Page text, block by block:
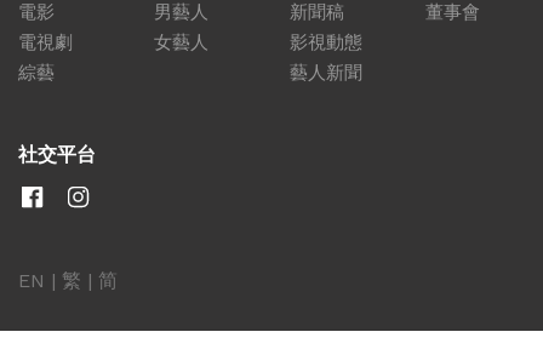
電影
電視劇
綜藝
男藝人
女藝人
新聞稿
影視動態
藝人新聞
董事會
社交平台
EN | 繁 | 简